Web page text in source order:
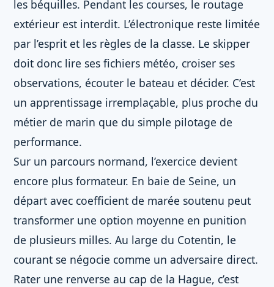
les béquilles. Pendant les courses, le routage
extérieur est interdit. L’électronique reste limitée
par l’esprit et les règles de la classe. Le skipper
doit donc lire ses fichiers météo, croiser ses
observations, écouter le bateau et décider. C’est
un apprentissage irremplaçable, plus proche du
métier de marin que du simple pilotage de
performance.
Sur un parcours normand, l’exercice devient
encore plus formateur. En baie de Seine, un
départ avec coefficient de marée soutenu peut
transformer une option moyenne en punition
de plusieurs milles. Au large du Cotentin, le
courant se négocie comme un adversaire direct.
Rater une renverse au cap de la Hague, c’est